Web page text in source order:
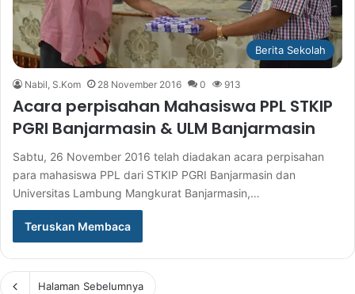
Berita Sekolah
Nabil, S.Kom 28 November 2016 0 913
Acara perpisahan Mahasiswa PPL STKIP
PGRI Banjarmasin & ULM Banjarmasin
Sabtu, 26 November 2016 telah diadakan acara perpisahan
para mahasiswa PPL dari STKIP PGRI Banjarmasin dan
Universitas Lambung Mangkurat Banjarmasin,…
Teruskan Membaca
Halaman Sebelumnya